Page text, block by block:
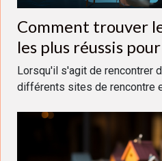
Comment trouver
les plus réussis
rencontre ?
Lorsqu'il s'agit de rencontrer
différents sites de rencontre